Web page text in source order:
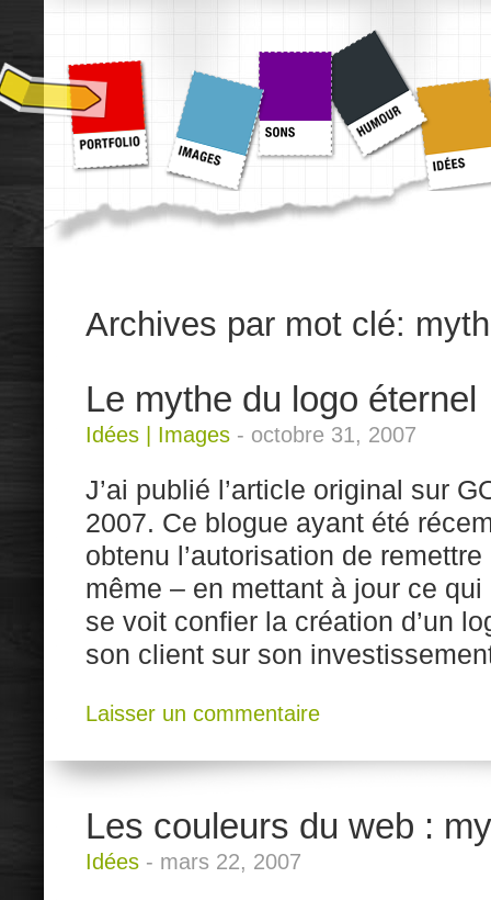
Archives par mot clé:
Le mythe du logo éternel
Idées Images - octobre 31, 2007
J’ai publié l’article original sur
2007. Ce blogue ayant été
obtenu l’autorisation de
même – en mettant à jour ce qui
se voit confier la création d’un
son client sur son
Laisser un commentaire
Les couleurs du web :
Idées - mars 22, 2007